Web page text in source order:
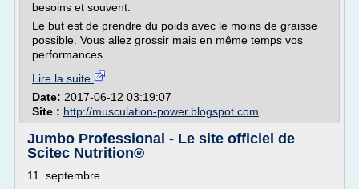
besoins et souvent.
Le but est de prendre du poids avec le moins de graisse
possible. Vous allez grossir mais en même temps vos
performances...
Lire la suite
Date: 2017-06-12 03:19:07
Site : http://musculation-power.blogspot.com
Jumbo Professional - Le site officiel de
Scitec Nutrition®
11. septembre